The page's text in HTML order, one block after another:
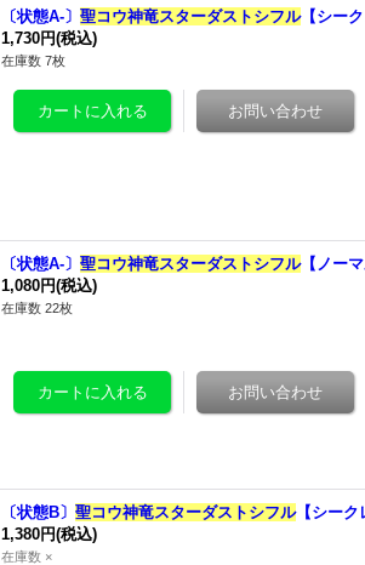
〔状態A-〕 聖コウ神竜スターダストシフル【シー
1,730円(税込)
在庫数 7枚
〔状態A-〕 聖コウ神竜スターダストシフル【ノー
1,080円(税込)
在庫数 22枚
〔状態B〕 聖コウ神竜スターダストシフル【シーク
1,380円(税込)
在庫数 ×